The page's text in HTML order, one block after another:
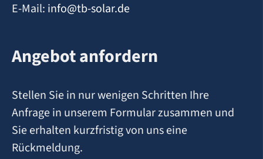
E-Mail: info@tb-solar.de
Angebot anfordern
Stellen Sie in nur wenigen Schritten Ihre
Anfrage in unserem Formular zusammen und
Sie erhalten kurzfristig von uns eine
Rückmeldung.